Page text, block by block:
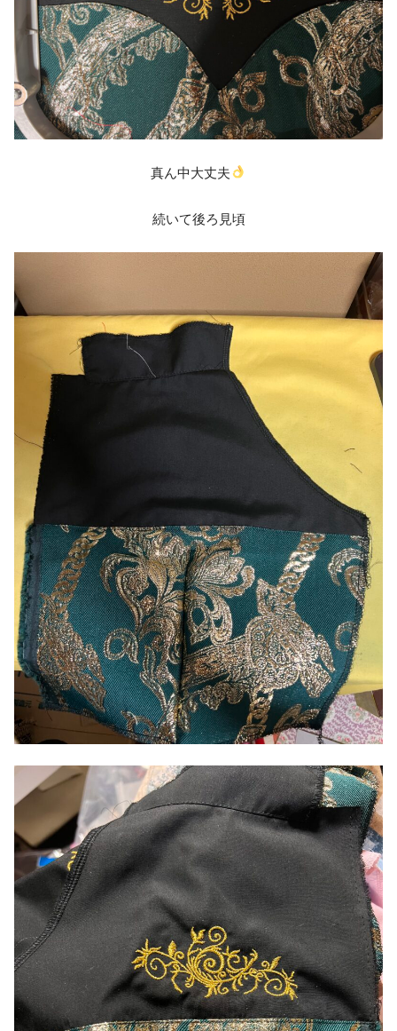
真ん中大丈夫
続いて後ろ見頃